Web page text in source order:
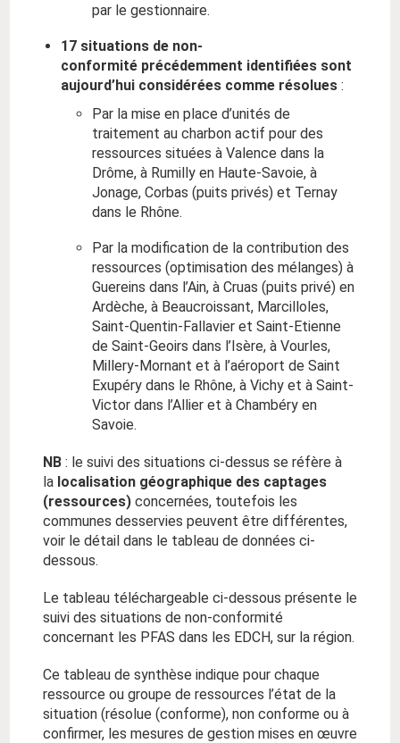
par le gestionnaire.
17 situations de non-
conformité précédemment identifiées sont
aujourd’hui considérées comme résolues :
Par la mise en place d’unités de
traitement au charbon actif pour des
ressources situées à Valence dans la
Drôme, à Rumilly en Haute-Savoie, à
Jonage, Corbas (puits privés) et Ternay
dans le Rhône.
Par la modification de la contribution des
ressources (optimisation des mélanges) à
Guereins dans l’Ain, à Cruas (puits privé) en
Ardèche, à Beaucroissant, Marcilloles,
Saint-Quentin-Fallavier et Saint-Etienne
de Saint-Geoirs dans l’Isère, à Vourles,
Millery-Mornant et à l’aéroport de Saint
Exupéry dans le Rhône, à Vichy et à Saint-
Victor dans l’Allier et à Chambéry en
Savoie.
NB : le suivi des situations ci-dessus se réfère à
la localisation géographique des captages
(ressources) concernées, toutefois les
communes desservies peuvent être différentes,
voir le détail dans le tableau de données ci-
dessous.
Le tableau téléchargeable ci-dessous présente le
suivi des situations de non-conformité
concernant les PFAS dans les EDCH, sur la région.
Ce tableau de synthèse indique pour chaque
ressource ou groupe de ressources l’état de la
situation (résolue (conforme), non conforme ou à
confirmer, les mesures de gestion mises en œuvre